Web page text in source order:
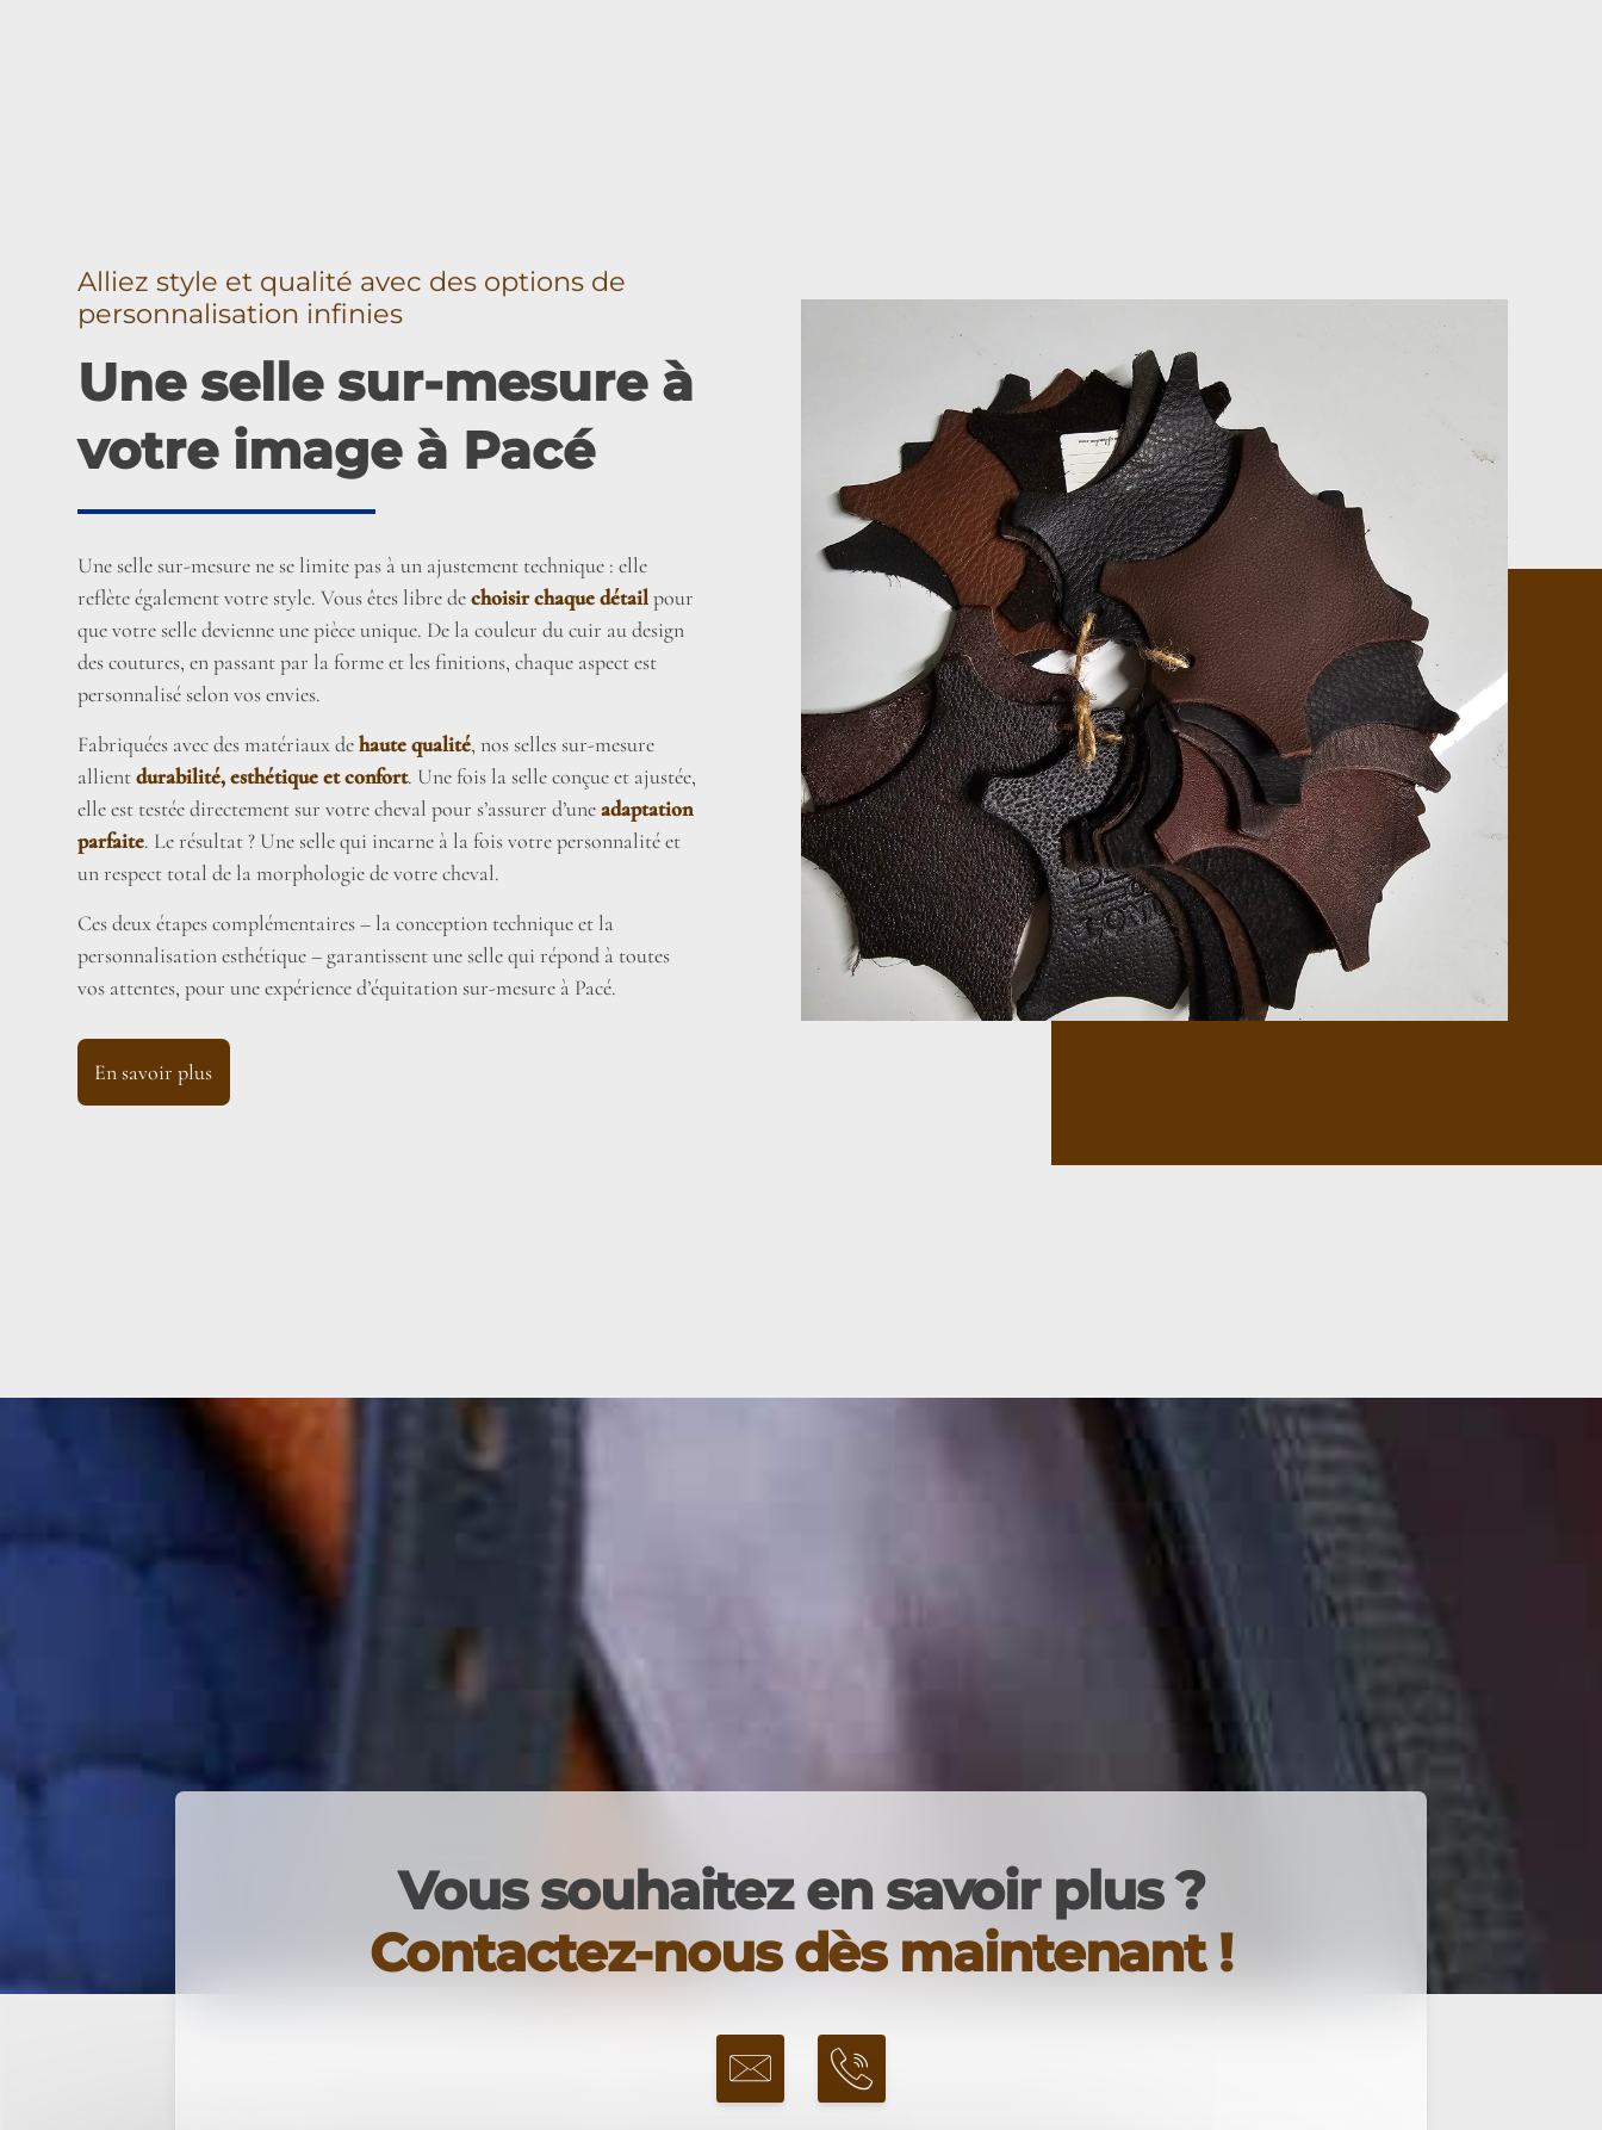
Alliez style et qualité avec des options de
personnalisation infinies
Une selle sur-mesure à
votre image à Pacé
Une selle sur-mesure ne se limite pas à un ajustement technique : elle
reflète également votre style. Vous êtes libre dechoisir chaque détailpour
que votre selle devienne une pièce unique. De la couleur du cuir au design
des coutures, en passant par la forme et les finitions, chaque aspect est
personnalisé selon vos envies.
Fabriquées avec des matériaux dehaute qualité, nos selles sur-mesure
allientdurabilité, esthétique et confort. Une fois la selle conçue et ajustée,
elle est testée directement sur votre cheval pour s’assurer d’uneadaptation
parfaite. Le résultat ? Une selle qui incarne à la fois votre personnalité et
un respect total de la morphologie de votre cheval.
Ces deux étapes complémentaires – la conception technique et la
personnalisation esthétique – garantissent une selle qui répond à toutes
vos attentes, pour une expérience d’équitation sur-mesure à Pacé.
En savoir plus
Vous souhaitez en savoir plus ?
Contactez-nous dès maintenant !